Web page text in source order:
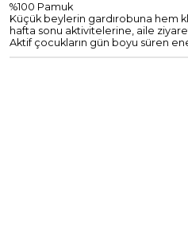
%100 Pamuk
Küçük beylerin gardırobuna hem
hafta sonu aktivitelerine, aile
Aktif çocukların gün boyu süren